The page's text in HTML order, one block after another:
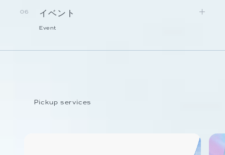
06 イベント
Event
Pickup services